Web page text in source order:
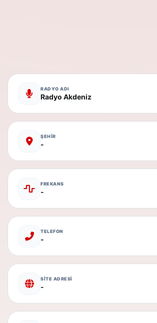
RADYO ADI
Radyo Akdeniz
ŞEHİR
-
FREKANS
-
TELEFON
-
SİTE ADRESİ
-